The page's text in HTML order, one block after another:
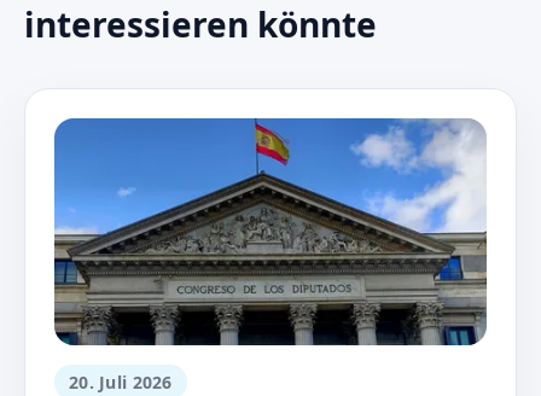
interessieren könnte
20. Juli 2026